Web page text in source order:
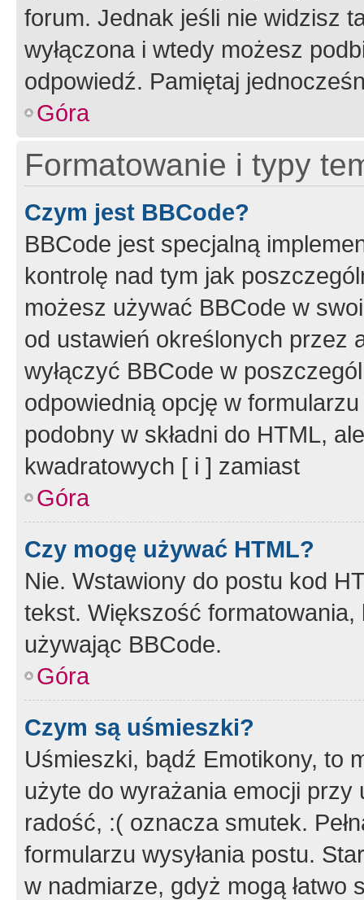
forum. Jednak jeśli nie widzisz
wyłączona i wtedy możesz
odpowiedź. Pamiętaj
Góra
Formatowanie i typy
Czym jest BBCode?
BBCode jest specjalną
kontrolę nad tym jak
możesz używać BBCode w
od ustawień określonych przez
wyłączyć BBCode w
odpowiednią opcję w
podobny w składni do HTML,
kwadratowych [ i ] zamiast
Góra
Czy mogę używać HTML?
Nie. Wstawiony do postu kod
tekst. Większość
używając BBCode.
Góra
Czym są uśmieszki?
Uśmieszki, bądź Emotikony, to
użyte do wyrażania emocji
radość, :( oznacza smutek.
formularzu wysyłania postu.
w nadmiarze, gdyż mogą